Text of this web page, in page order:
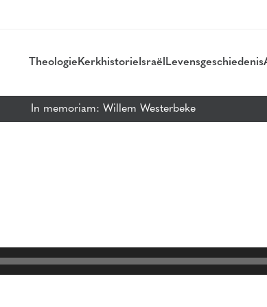
Theologie Kerkhistorie Israël Levensgeschiedenis
In memoriam: Willem Westerbeke